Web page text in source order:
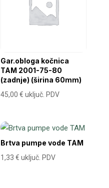
Gar.obloga kočnica
TAM 2001-75-80
(zadnje) (širina 60mm)
45,00€ uključ. PDV
Brtva pumpe vode TAM
1,33€ uključ. PDV